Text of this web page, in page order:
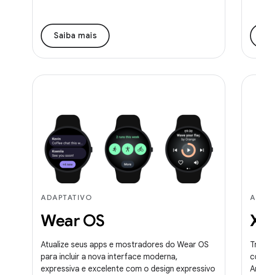
Saiba mais
ADAPTATIVO
Wear OS
Atualize seus apps e mostradores do Wear OS
para incluir a nova interface moderna,
expressiva e excelente com o design expressivo